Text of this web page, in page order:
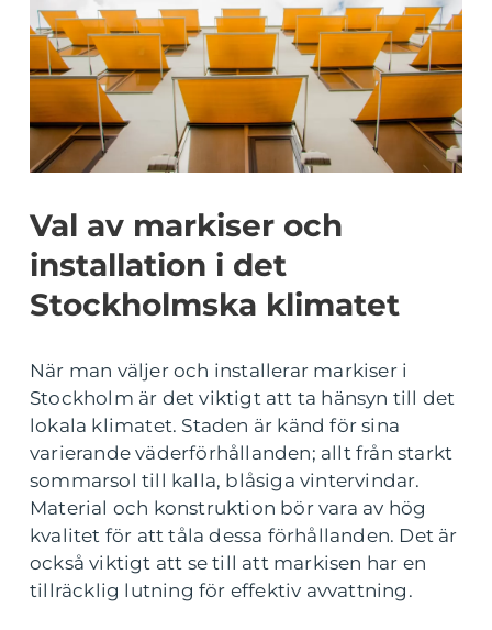
Val av markiser och
installation i det
Stockholmska klimatet
När man väljer och installerar markiser i
Stockholm är det viktigt att ta hänsyn till det
lokala klimatet. Staden är känd för sina
varierande väderförhållanden; allt från starkt
sommarsol till kalla, blåsiga vintervindar.
Material och konstruktion bör vara av hög
kvalitet för att tåla dessa förhållanden. Det är
också viktigt att se till att markisen har en
tillräcklig lutning för effektiv avvattning.